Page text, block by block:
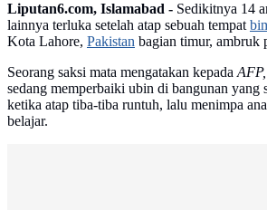
Liputan6.com, Islamabad - Sedikitnya 14
lainnya terluka setelah atap sebuah tempat
Kota Lahore, Pakistan bagian timur, ambruk
Seorang saksi mata mengatakan kepadaAFP,
sedang memperbaiki ubin di bangunan yang
ketika atap tiba-tiba runtuh, lalu menimpa
belajar.